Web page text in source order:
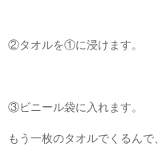
②タオルを①に浸けます。
③ビニール袋に入れます。
もう一枚のタオルでくるんで